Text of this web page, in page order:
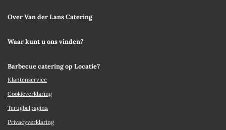
Over Van der Lans Catering
Waar kunt u ons vinden?
Barbecue catering op Locatie?
Klantenservice
Cookieverklaring
Terugbelpagina
Privacyverklaring